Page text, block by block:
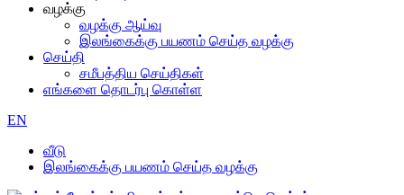
வழக்கு
வழக்கு ஆய்வு
இலங்கைக்கு பயணம் செய்த வழக்கு
செய்தி
சமீபத்திய செய்திகள்
எங்களை தொடர்பு கொள்ள
EN
வீடு
இலங்கைக்கு பயணம் செய்த வழக்கு